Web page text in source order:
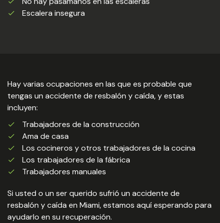
Escalera insegura
Hay varias ocupaciones en las que es probable que
tengas un accidente de resbalón y caída, y estas
incluyen:
Trabajadores de la construcción
Ama de casa
Los cocineros y otros trabajadores de la cocina
Los trabajadores de la fábrica
Trabajadores manuales
Si usted o un ser querido sufrió un accidente de
resbalón y caída en Miami, estamos aquí esperando para
ayudarlo en su recuperación.